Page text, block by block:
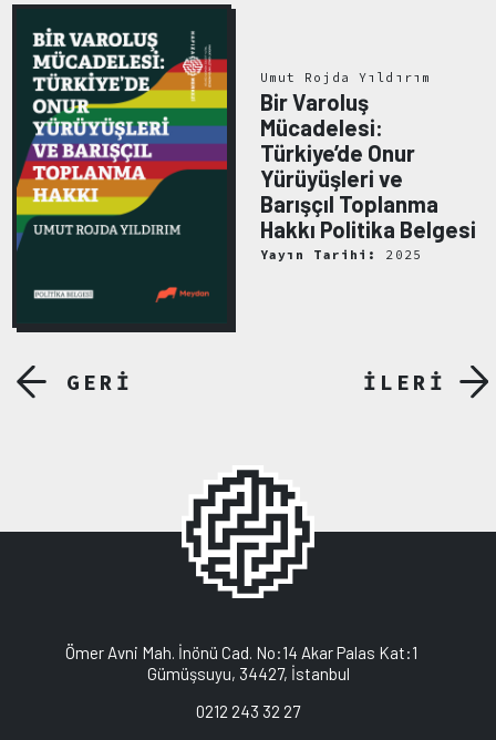
GERİ
Umut Rojda Yıldırım
Bir Varoluş
Mücadelesi:
Türkiye’de Onur
Yürüyüşleri ve
Barışçıl Toplanma
Hakkı Politika Belgesi
Yayın Tarihi: 2025
İLERİ
Ömer Avni Mah. İnönü Cad. No:14 Akar Palas Kat:1
Gümüşsuyu, 34427, İstanbul
0212 243 32 27